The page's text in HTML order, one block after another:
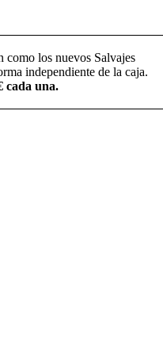
como los nuevos Salvajes
independiente de la caja.
cada una.